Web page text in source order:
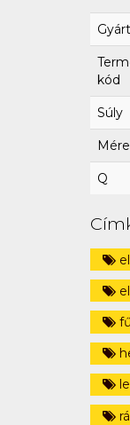
kód
Súly
Q